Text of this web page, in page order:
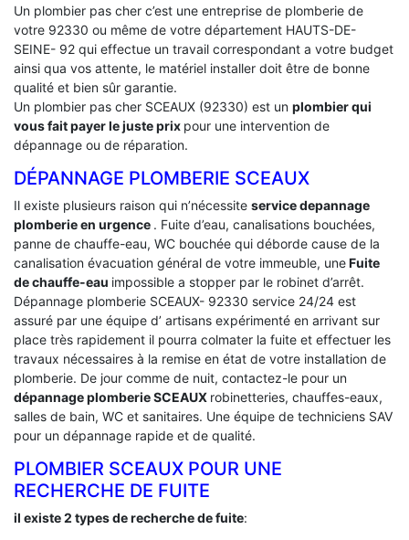
Un plombier pas cher c’est une entreprise de plomberie de
votre 92330 ou même de votre département HAUTS-DE-
SEINE- 92 qui effectue un travail correspondant a votre budget
ainsi qua vos attente, le matériel installer doit être de bonne
qualité et bien sûr garantie.
Un plombier pas cher SCEAUX (92330) est un plombier qui
vous fait payer le juste prix pour une intervention de
dépannage ou de réparation.
DÉPANNAGE PLOMBERIE SCEAUX
Il existe plusieurs raison qui n’nécessite service depannage
plomberie en urgence . Fuite d’eau, canalisations bouchées,
panne de chauffe-eau, WC bouchée qui déborde cause de la
canalisation évacuation général de votre immeuble, uneFuite
de chauffe-eau impossible a stopper par le robinet d’arrêt.
Dépannage plomberie SCEAUX- 92330 service 24/24 est
assuré par une équipe d’ artisans expérimenté en arrivant sur
place très rapidement il pourra colmater la fuite et effectuer les
travaux nécessaires à la remise en état de votre installation de
plomberie. De jour comme de nuit, contactez-le pour un
dépannage plomberie SCEAUX robinetteries, chauffes-eaux,
salles de bain, WC et sanitaires. Une équipe de techniciens SAV
pour un dépannage rapide et de qualité.
PLOMBIER SCEAUX POUR UNE
RECHERCHE DE FUITE
il existe 2 types de recherche de fuite: